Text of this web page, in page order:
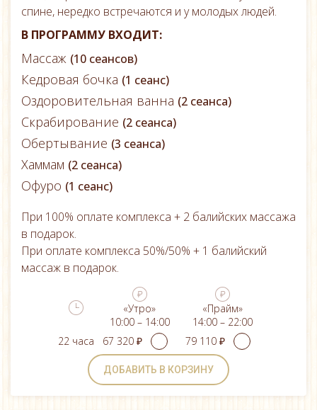
спине, нередко встречаются и у молодых людей.
В ПРОГРАММУ ВХОДИТ:
Массаж (10 сеансов)
Кедровая бочка (1 сеанс)
Оздоровительная ванна (2 сеанса)
Скрабирование (2 сеанса)
Обертывание (3 сеанса)
Хаммам (2 сеанса)
Офуро (1 сеанс)
При 100% оплате комплекса + 2 балийских массажа
в подарок.
При оплате комплекса 50%/50% + 1 балийский
массаж в подарок.
«Утро»
10:00 – 14:00
«Прайм»
14:00 – 22:00
22 часа
67 320 ₽ 79 110 ₽
ДОБАВИТЬ В КОРЗИНУ